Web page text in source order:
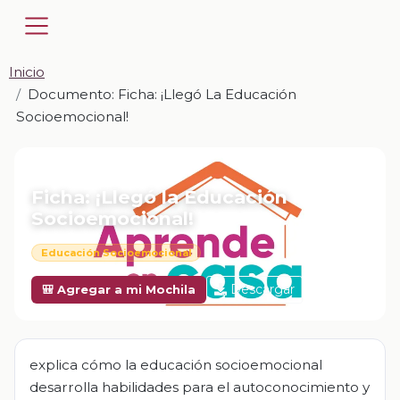
Inicio
Documento: Ficha: ¡Llegó La Educación
Socioemocional!
Ficha: ¡Llegó la Educación
Socioemocional!
Educación Socioemocional
🎒 Agregar a mi Mochila Descargar
explica cómo la educación socioemocional
desarrolla habilidades para el autoconocimiento y